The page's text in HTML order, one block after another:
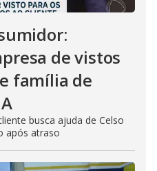
de vistos
família de
busca ajuda de Celso
após atraso